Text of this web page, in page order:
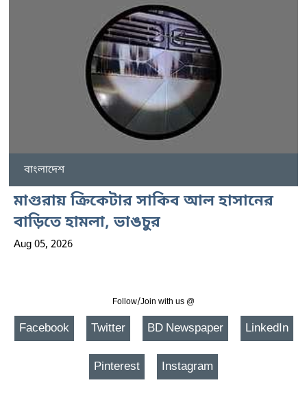
বাংলাদেশ
মাগুরায় ক্রিকেটার সাকিব আল হাসানের
বাড়িতে হামলা, ভাঙচুর
Aug 05, 2026
Follow/Join with us @
Facebook Twitter BD Newspaper LinkedIn
Pinterest Instagram